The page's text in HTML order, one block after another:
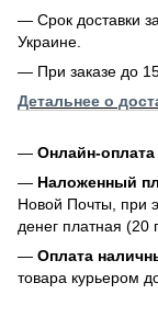
— Срок доставки
Украине.
— При заказе до
Детальнее о
— Онлайн-оплата
— Наложенный
Новой Почты, при
денег платная (20
— Оплата
товара курьером